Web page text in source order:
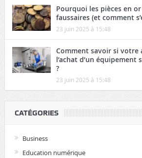
Pourquoi les pièces en
faussaires (et comment
23 juin 2025 à 15:48
Comment savoir si
l’achat d’un
?
23 juin 2025 à 15:48
CATÉGORIES
Business
Education numérique